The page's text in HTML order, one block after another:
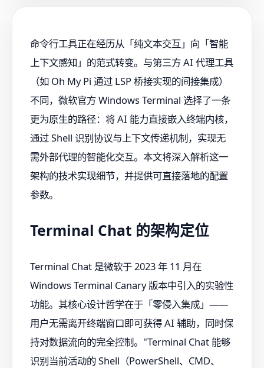
命令行工具正在经历从「纯文本交互」向「智能
上下文感知」的范式转变。与第三方 AI 代理工具
（如 Oh My Pi 通过 LSP 桥接实现的间接集成）
不同，微软官方 Windows Terminal 选择了一条
更为原生的路径：将 AI 能力直接嵌入终端内核，
通过 Shell 识别协议与上下文传递机制，实现无
需外部代理的智能化交互。本文将深入解析这一
架构的技术实现细节，并提供可直接落地的配置
参数。
Terminal Chat 的架构定位
Terminal Chat 是微软于 2023 年 11 月在
Windows Terminal Canary 版本中引入的实验性
功能。其核心设计哲学在于「零侵入集成」——
用户无需离开终端窗口即可获得 AI 辅助，同时保
持对数据流向的完全控制。"Terminal Chat 能够
识别当前活动的 Shell（PowerShell、CMD、